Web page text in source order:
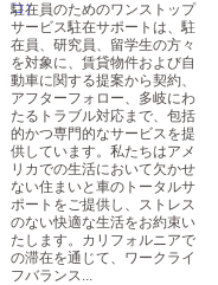
駐在員のためのワンストップ
サービス駐在サポートは、駐
在員、研究員、留学生の方々
を対象に、賃貸物件および自
動車に関する提案から契約、
アフターフォロー、多岐にわ
たるトラブル対応まで、包括
的かつ専門的なサービスを提
供しています。私たちはアメ
リカでの生活において欠かせ
ない住まいと車のトータルサ
ポートをご提供し、ストレス
のない快適な生活をお約束い
たします。カリフォルニアで
の滞在を通じて、ワークライ
フバランス...